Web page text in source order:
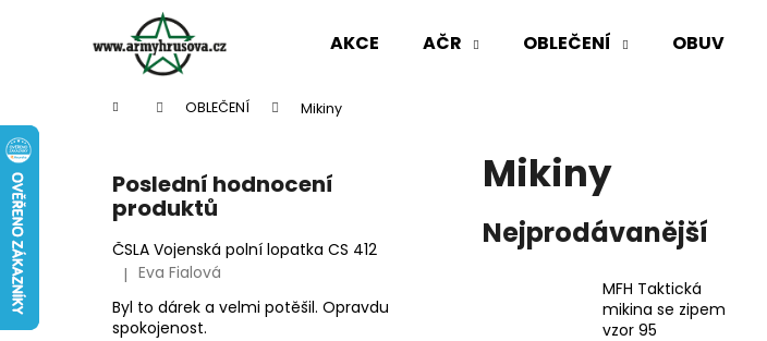
AKCE AČR OBLEČENÍ OBUV
Domů OBLEČENÍ Mikiny
Poslední hodnocení
produktů
ČSLA Vojenská polní lopatka CS 412
Hodnocení produktu je 5 z 5 hvězdiček.
| Eva Fialová
Byl to dárek a velmi potěšil. Opravdu
spokojenost.
Mikiny
Nejprodávanější
MFH Taktická
mikina se zipem
vzor 95
k
Zpět
Zpět
Doporučujeme